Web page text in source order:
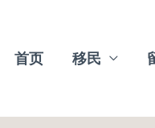
首页 移民